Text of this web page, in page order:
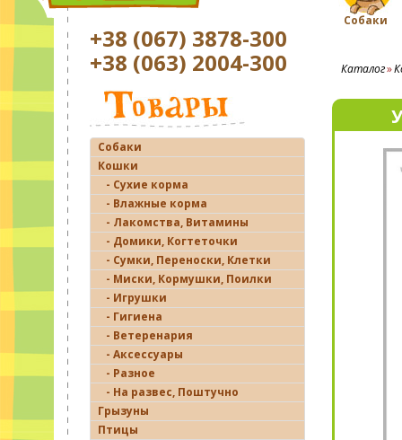
Собаки
+38 (067) 3878-300
+38 (063) 2004-300
Собаки
Кошки
- Сухие корма
- Влажные корма
- Лакомства, Витамины
- Домики, Когтеточки
- Сумки, Переноски, Клетки
- Миски, Кормушки, Поилки
- Игрушки
- Гигиена
- Ветеренария
- Аксессуары
- Разное
- На развес, Поштучно
Грызуны
Птицы
Каталог